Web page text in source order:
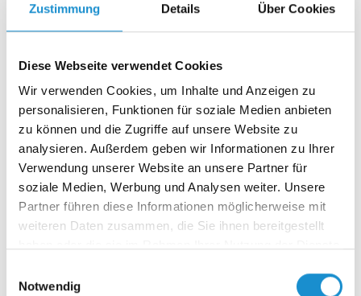
Zustimmung Details Über Cookies
Diese Webseite verwendet Cookies
Wir verwenden Cookies, um Inhalte und Anzeigen zu
personalisieren, Funktionen für soziale Medien anbieten
zu können und die Zugriffe auf unsere Website zu
analysieren. Außerdem geben wir Informationen zu Ihrer
Verwendung unserer Website an unsere Partner für
soziale Medien, Werbung und Analysen weiter. Unsere
Partner führen diese Informationen möglicherweise mit
weiteren Daten zusammen, die Sie ihnen bereitgestellt
Notwendig
Angst in Deutschland, zwei Seiten einer
Verunsicherung – Critical Incident Teil 1
Was passiert, wenn sich ein ganzes Land nicht mehr sicher
fühlt – und zugleich Millionen Menschen nicht mehr
dazugehören…
03.04.2025
Purpose oder Leitbild – was braucht ein